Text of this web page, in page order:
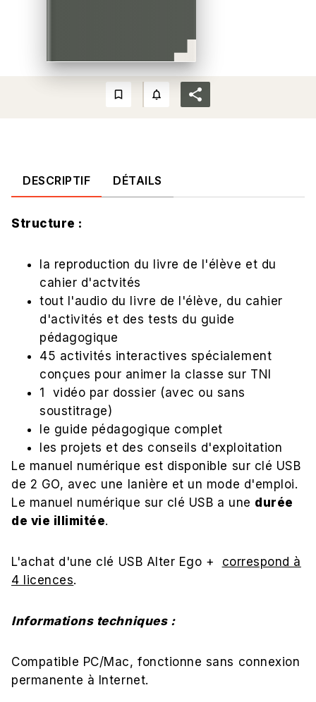
bookmark_border notifications_none_outlined
DESCRIPTIF DÉTAILS
Structure :
la reproduction du livre de l'élève et du
cahier d'actvités
tout l'audio du livre de l'élève, du cahier
d'activités et des tests du guide
pédagogique
45 activités interactives spécialement
conçues pour animer la classe sur TNI
1 vidéo par dossier (avec ou sans
soustitrage)
le guide pédagogique complet
les projets et des conseils d'exploitation
Le manuel numérique est disponible sur clé USB
de 2 GO, avec une lanière et un mode d'emploi.
Le manuel numérique sur clé USB a une durée
de vie illimitée.
L'achat d'une clé USB Alter Ego + correspond à
4 licences.
Informations techniques :
Compatible PC/Mac, fonctionne sans connexion
permanente à Internet.